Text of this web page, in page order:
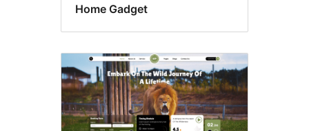
Home Gadget